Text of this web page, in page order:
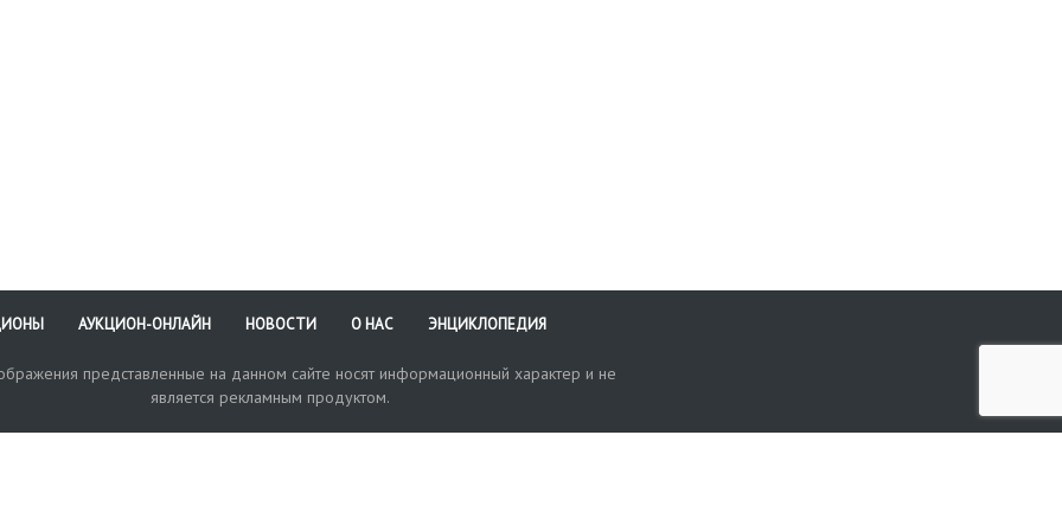
АУКЦИОН-ОНЛАЙН НОВОСТИ О НАС ЭНЦИКЛОПЕДИЯ
представленные на данном сайте носят информационный характер и не
является рекламным продуктом.